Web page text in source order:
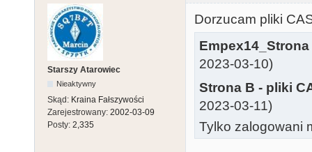
Starszy Atarowiec
Nieaktywny
Skąd: Kraina Fałszywości
Zarejestrowany: 2002-03-09
Posty: 2,335
Dorzucam pliki
2023-03-10)
Strona B - pliki
2023-03-11)
Tylko zalogowani